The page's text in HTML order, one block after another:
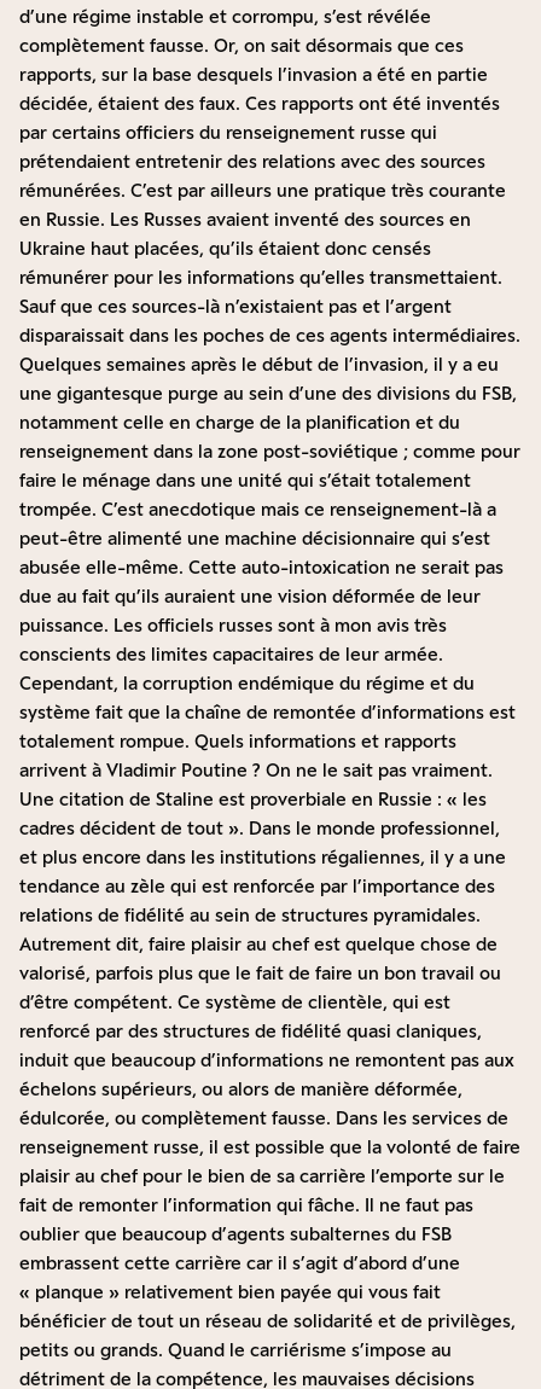
d’une régime instable et corrompu, s’est révélée
complètement fausse. Or, on sait désormais que ces
rapports, sur la base desquels l’invasion a été en partie
décidée, étaient des faux. Ces rapports ont été inventés
par certains officiers du renseignement russe qui
prétendaient entretenir des relations avec des sources
rémunérées. C’est par ailleurs une pratique très courante
en Russie. Les Russes avaient inventé des sources en
Ukraine haut placées, qu’ils étaient donc censés
rémunérer pour les informations qu’elles transmettaient.
Sauf que ces sources-là n’existaient pas et l’argent
disparaissait dans les poches de ces agents intermédiaires.
Quelques semaines après le début de l’invasion, il y a eu
une gigantesque purge au sein d’une des divisions du FSB,
notamment celle en charge de la planification et du
renseignement dans la zone post-soviétique ; comme pour
faire le ménage dans une unité qui s’était totalement
trompée. C’est anecdotique mais ce renseignement-là a
peut-être alimenté une machine décisionnaire qui s’est
abusée elle-même. Cette auto-intoxication ne serait pas
due au fait qu’ils auraient une vision déformée de leur
puissance. Les officiels russes sont à mon avis très
conscients des limites capacitaires de leur armée.
Cependant, la corruption endémique du régime et du
système fait que la chaîne de remontée d’informations est
totalement rompue. Quels informations et rapports
arrivent à Vladimir Poutine ? On ne le sait pas vraiment.
Une citation de Staline est proverbiale en Russie : « les
cadres décident de tout ». Dans le monde professionnel,
et plus encore dans les institutions régaliennes, il y a une
tendance au zèle qui est renforcée par l’importance des
relations de fidélité au sein de structures pyramidales.
Autrement dit, faire plaisir au chef est quelque chose de
valorisé, parfois plus que le fait de faire un bon travail ou
d’être compétent. Ce système de clientèle, qui est
renforcé par des structures de fidélité quasi claniques,
induit que beaucoup d’informations ne remontent pas aux
échelons supérieurs, ou alors de manière déformée,
édulcorée, ou complètement fausse. Dans les services de
renseignement russe, il est possible que la volonté de faire
plaisir au chef pour le bien de sa carrière l’emporte sur le
fait de remonter l’information qui fâche. Il ne faut pas
oublier que beaucoup d’agents subalternes du FSB
embrassent cette carrière car il s’agit d’abord d’une
« planque » relativement bien payée qui vous fait
bénéficier de tout un réseau de solidarité et de privilèges,
petits ou grands. Quand le carriérisme s’impose au
détriment de la compétence, les mauvaises décisions